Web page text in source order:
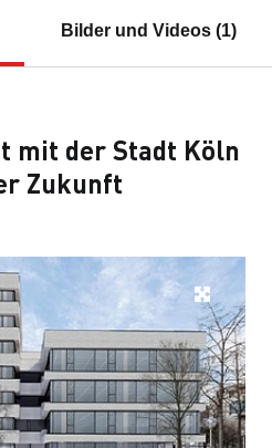
Bilder und Videos (1)
mit der Stadt Köln
Zukunft